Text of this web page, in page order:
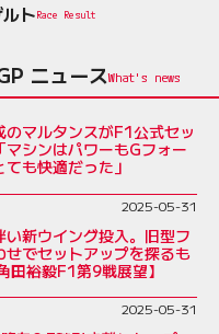
トRace Result
ニュース
のマルタンスがF1公式セッ
マシンはパワーもGフォー
も快適だった」
2025-05-31
い新ウイング投入。旧型フ
せでセットアップを探るも
田裕毅F1第9戦展望】
2025-05-31